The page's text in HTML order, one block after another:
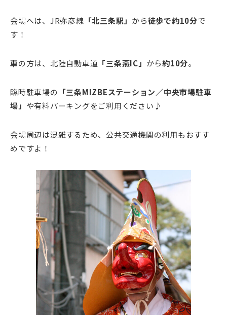
会場へは、JR弥彦線 「北三条駅」 から徒歩で約10分で
す！
車の方は、北陸自動車道 「三条燕IC」 から約10分。
臨時駐車場の 「三条MIZBEステーション／中央市場駐車
場」 や有料パーキングをご利用ください♪
会場周辺は混雑するため、公共交通機関の利用もおすす
めですよ！